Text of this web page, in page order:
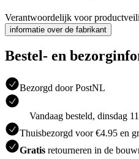
Verantwoordelijk voor
informatie over de fabrikant
Bestel- en
Bezorgd door PostNL
Vandaag besteld, dinsdag
Thuisbezorgd voor €4.95 en
Gratis retourneren in de